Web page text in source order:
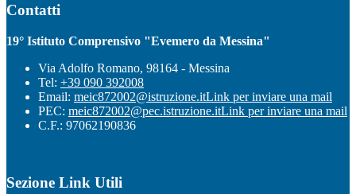
Contatti
19° Istituto Comprensivo "Evemero da Messina"
Via Adolfo Romano, 98164 - Messina
Tel: +39 090 392008
Email: meic872002@istruzione.itLink per inviare una mail
PEC: meic872002@pec.istruzione.itLink per inviare una mail
C.F.: 97062190836
Sezione Link Utili